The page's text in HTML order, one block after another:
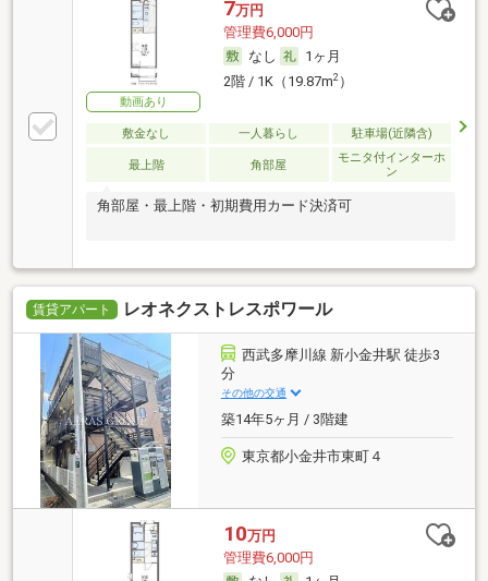
動画あり
7万円
管理費6,000円
なし
1ヶ月
2階 / 1K（19.87m2）
敷金なし 一人暮らし 駐車場(近隣含)
最上階 角部屋
モニタ付インターホ
ン
角部屋・最上階・初期費用カード決済可
賃貸アパート レオネクストレスポワール
西武多摩川線 新小金井駅 徒歩3
分
その他の交通
築14年5ヶ月 / 3階建
東京都小金井市東町４
10万円
管理費6,000円